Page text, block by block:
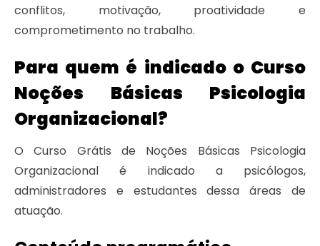
conflitos, motivação, proatividade e
comprometimento no trabalho.
Para quem é indicado o Curso
Noções Básicas Psicologia
Organizacional?
O Curso Grátis de Noções Básicas Psicologia
Organizacional é indicado a psicólogos,
administradores e estudantes dessa áreas de
atuação.